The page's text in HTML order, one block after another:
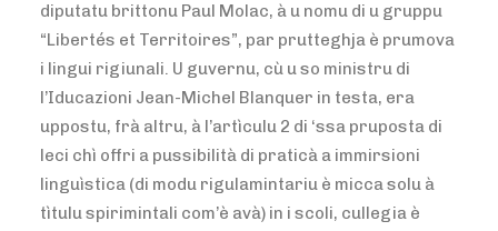
diputatu brittonu Paul Molac, à u nomu di u gruppu
“Libertés et Territoires”, par prutteghja è prumova
i lingui rigiunali. U guvernu, cù u so ministru di
l’Iducazioni Jean-Michel Blanquer in testa, era
uppostu, frà altru, à l’artìculu 2 di ‘ssa pruposta di
leci chì offri a pussibilità di praticà a immirsioni
linguìstica (di modu rigulamintariu è micca solu à
tìtulu spirimintali com’è avà) in i scoli, cullegia è